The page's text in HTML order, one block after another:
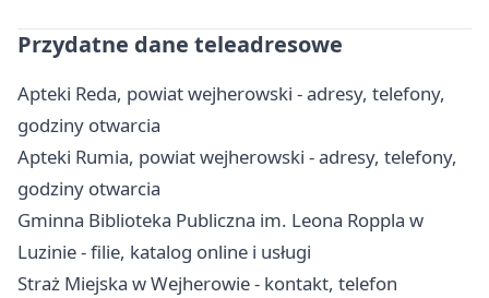
Przydatne dane teleadresowe
Apteki Reda, powiat wejherowski - adresy, telefony,
godziny otwarcia
Apteki Rumia, powiat wejherowski - adresy, telefony,
godziny otwarcia
Gminna Biblioteka Publiczna im. Leona Roppla w
Luzinie - filie, katalog online i usługi
Straż Miejska w Wejherowie - kontakt, telefon